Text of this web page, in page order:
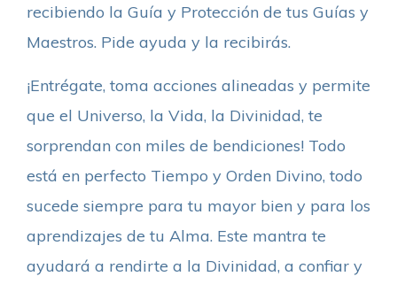
recibiendo la Guía y Protección de tus Guías y
Maestros. Pide ayuda y la recibirás.
¡Entrégate, toma acciones alineadas y permite
que el Universo, la Vida, la Divinidad, te
sorprendan con miles de bendiciones! Todo
está en perfecto Tiempo y Orden Divino, todo
sucede siempre para tu mayor bien y para los
aprendizajes de tu Alma. Este mantra te
ayudará a rendirte a la Divinidad, a confiar y